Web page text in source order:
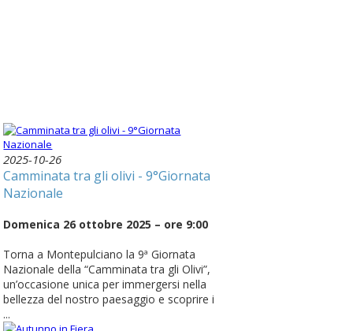
2025-10-26
Camminata tra gli olivi - 9°Giornata
Nazionale
Domenica 26 ottobre 2025 – ore 9:00
Torna a Montepulciano la 9ª Giornata
Nazionale della “Camminata tra gli Olivi”,
un’occasione unica per immergersi nella
bellezza del nostro paesaggio e scoprire i
...